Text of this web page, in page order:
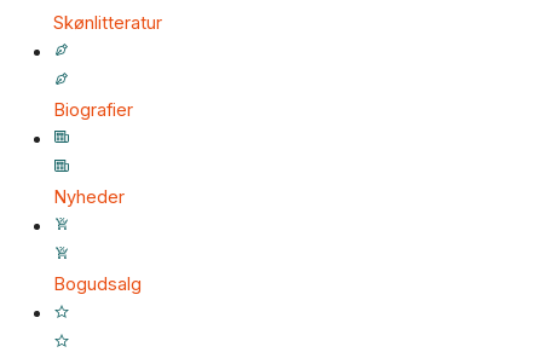
Skønlitteratur
Biografier
Nyheder
Bogudsalg